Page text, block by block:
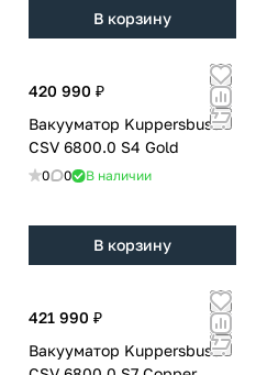
В корзину
420 990 ₽
Вакууматор Kuppersbusch
CSV 6800.0 S4 Gold
0 0 В наличии
В корзину
421 990 ₽
Вакууматор Kuppersbusch